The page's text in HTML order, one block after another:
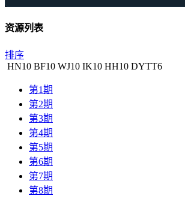
资源列表
排序
HN10 BF10 WJ10 IK10 HH10 DYTT6
第1期
第2期
第3期
第4期
第5期
第6期
第7期
第8期